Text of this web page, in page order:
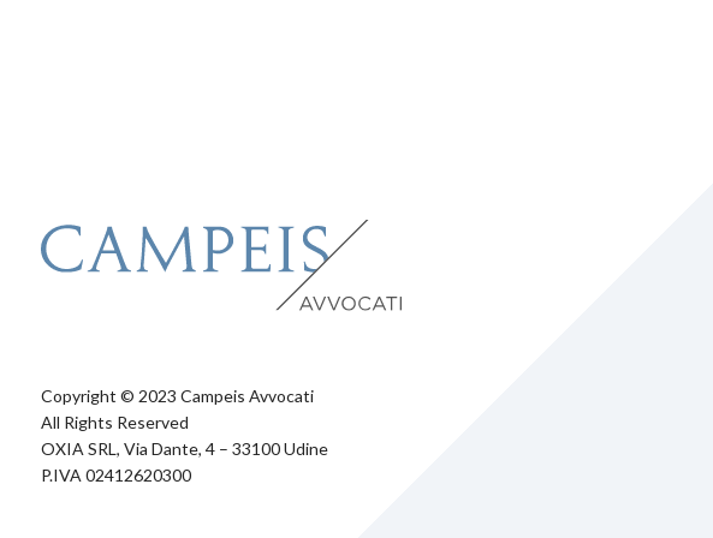
Copyright © 2023 Campeis Avvocati
All Rights Reserved
OXIA SRL, Via Dante, 4 – 33100 Udine
P.IVA 02412620300